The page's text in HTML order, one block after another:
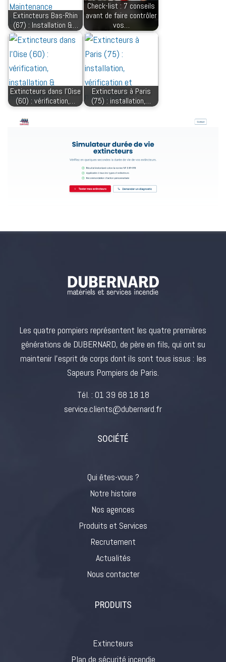
Extincteurs Bas-Rhin
(67) : Installation &…
Check-list : 7 conseils
avant de faire contrôler
vos…
Extincteurs dans l'Oise
(60) : vérification,…
Extincteurs à Paris
(75) : installation,…
Les quatre pompiers représentent les quatre premières
générations de DUBERNARD, de père en fils, qui ont su
maintenir l’esprit de corps dont ils sont tous issus : les
Sapeurs Pompiers de Paris.
Tél. : 01 39 68 18 18
service.clients@dubernard.fr
SOCIÉTÉ
Qui êtes-vous ?
Notre histoire
Nos agences
Produits et Services
Recrutement
Actualités
Nous contacter
PRODUITS
Extincteurs
Plan de sécurité incendie